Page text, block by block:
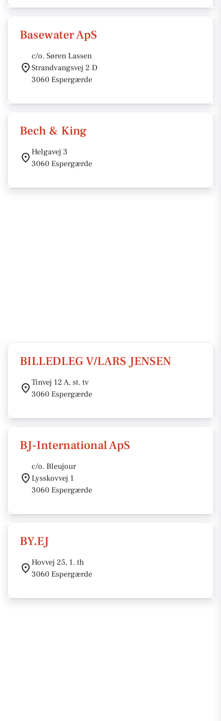
Basewater ApS
c/o. Søren Lassen
Strandvangsvej 2 D
3060 Espergærde
Bech & King
Helgavej 3
3060 Espergærde
BILLEDLEG V/LARS JENSEN
Tinvej 12 A, st. tv
3060 Espergærde
BJ-International ApS
c/o. Bleujour
Lysskovvej 1
3060 Espergærde
BY.EJ
Hovvej 25, 1. th
3060 Espergærde